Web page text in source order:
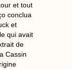
et tout
conclua
et
qui avait
de
Cassin